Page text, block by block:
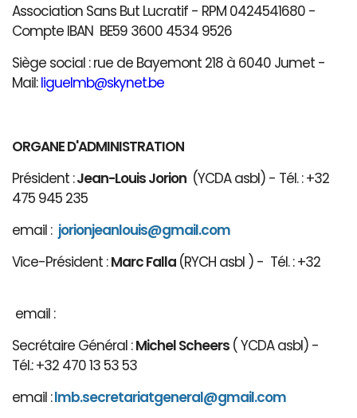
Association Sans But Lucratif - RPM 0424541680 -
Compte IBAN BE59 3600 4534 9526
Siège social : rue de Bayemont 218 à 6040 Jumet -
Mail:liguelmb@skynet.be
ORGANE D'ADMINISTRATION
Président :Jean-Louis Jorion (YCDA asbl) - Tél. : +32
475 945 235
email : jorionjeanlouis@gmail.com
Vice-Président :Marc Falla (RYCH asbl ) - Tél. : +32
email :
Secrétaire Général :Michel Scheers ( YCDA asbl) -
Tél.: +32 470 13 53 53
email :lmb.secretariatgeneral@gmail.com